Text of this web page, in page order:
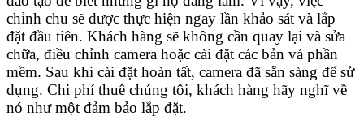
chỉnh chu sẽ được thực hiện ngay lần khảo sát và lắp
đặt đầu tiên. Khách hàng sẽ không cần quay lại và sửa
chữa, điều chỉnh camera hoặc cài đặt các bản vá phần
mềm. Sau khi cài đặt hoàn tất, camera đã sẵn sàng để sử
dụng. Chi phí thuê chúng tôi, khách hàng hãy nghĩ về
nó như một đảm bảo lắp đặt.